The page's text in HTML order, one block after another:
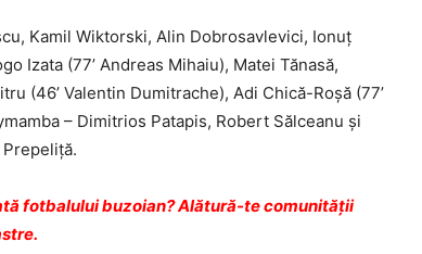
Kamil Wiktorski, Alin Dobrosavlevici, Ionuţ
Izata (77’ Andreas Mihaiu), Matei Tănasă,
(46’ Valentin Dumitrache), Adi Chică-Roşă (77’
– Dimitrios Patapis, Robert Sălceanu şi
fotbalului buzoian? Alătură-te comunității